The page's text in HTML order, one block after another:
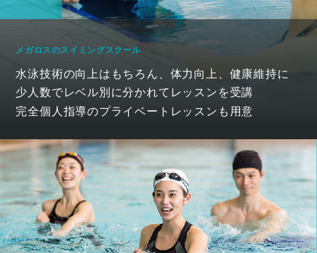
メガロスのスイミングスクール
水泳技術の向上はもちろん、体力向上、健康維持に
少人数でレベル別に分かれてレッスンを受講
完全個人指導のプライベートレッスンも用意